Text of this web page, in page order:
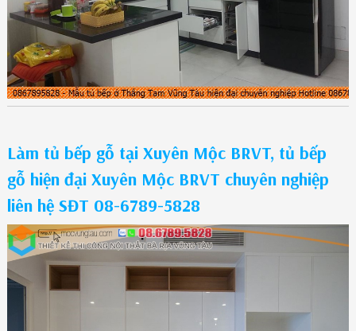
Làm tủ bếp gỗ tại Xuyên Mộc BRVT, tủ bếp
gỗ hiện đại Xuyên Mộc BRVT chuyên nghiệp
liên hệ SĐT 08-6789-5828